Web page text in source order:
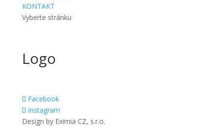
KONTAKT
Vyberte stránku
Logo
Facebook
Instagram
Design by Eximia CZ, s.r.o.